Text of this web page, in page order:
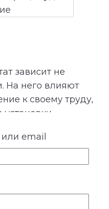
зависит не
На него влияют
к своему труду,
«Деньги»
направления
email